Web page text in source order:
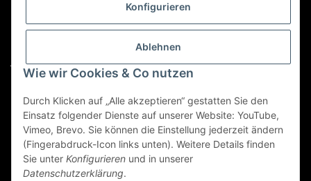
Konfigurieren
Ablehnen
Wie wir Cookies & Co nutzen
Durch Klicken auf „Alle akzeptieren“ gestatten Sie den
Einsatz folgender Dienste auf unserer Website: YouTube,
Vimeo, Brevo. Sie können die Einstellung jederzeit ändern
(Fingerabdruck-Icon links unten). Weitere Details finden
Sie unter Konfigurieren und in unserer
Datenschutzerklärung.
custom@htr-shop.com
Für Trikot-Anfragen und Bestellungen
jersey@htr-shop.com
teamwear@htr-shop.com
Für Reklamationen und Retouren
reklamation@htr-shop.com